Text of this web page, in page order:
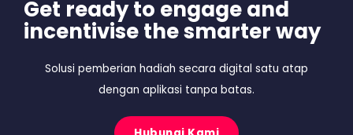
Get ready to engage and
incentivise the smarter way
Solusi pemberian hadiah secara digital satu atap
dengan aplikasi tanpa batas.